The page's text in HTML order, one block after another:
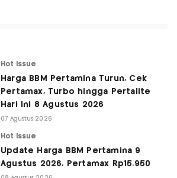
Hot Issue
Harga BBM Pertamina Turun, Cek
Pertamax, Turbo hingga Pertalite
Hari Ini 8 Agustus 2026
07 Agustus 2026
Hot Issue
Update Harga BBM Pertamina 9
Agustus 2026, Pertamax Rp15.950